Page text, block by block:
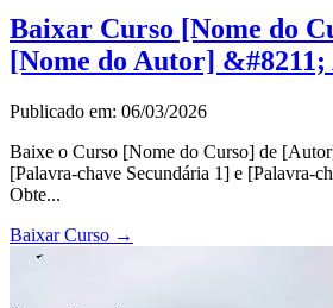
Baixar Curso [Nome do
[Nome do Autor] &#8211;
Publicado em: 06/03/2026
Baixe o Curso [Nome do Curso] de
[Palavra-chave Secundária 1] e [Palavra-
Obte...
Baixar Curso →